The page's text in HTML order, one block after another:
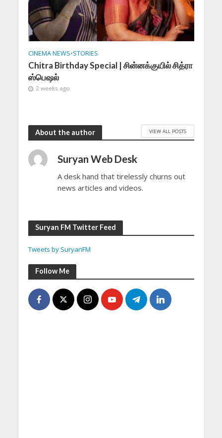
CINEMA NEWS•STORIES
Chitra Birthday Special | சின்னக்குயில் சித்ரா
ஸ்பெஷல்
2 weeks ago
About the author VIEW ALL POSTS
Suryan Web Desk
A desk hand that tirelessly churns out
news articles and videos.
Suryan FM Twitter Feed
Tweets by SuryanFM
Follow Me